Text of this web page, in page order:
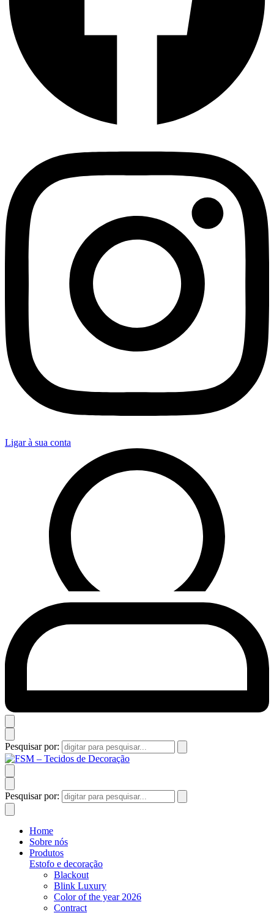
Ligar à sua conta
Pesquisar por:
Pesquisar por:
Home
Sobre nós
Produtos
Estofo e decoração
Blackout
Blink Luxury
Color of the year 2026
Contract